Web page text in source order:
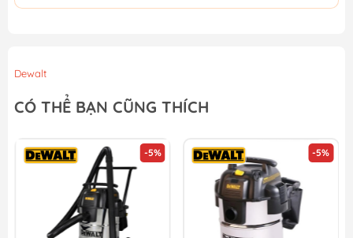
Dewalt
CÓ THỂ BẠN CŨNG THÍCH
-5% -5%